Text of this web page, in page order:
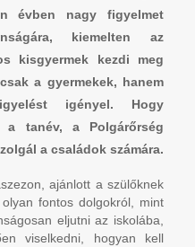
évben nagy figyelmet
kiemelten az
kisgyermek kezdi meg
a gyermekek, hanem
igényel. Hogy
a tanév, a Polgárőrség
a családok számára.
ajánlott a szülőknek
fontos dolgokról, mint
eljutni az iskolába,
viselkedni, hogyan kell